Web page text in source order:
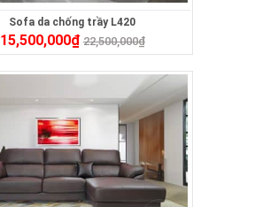
Sofa da chống trầy L420
15,500,000₫ 22,500,000₫